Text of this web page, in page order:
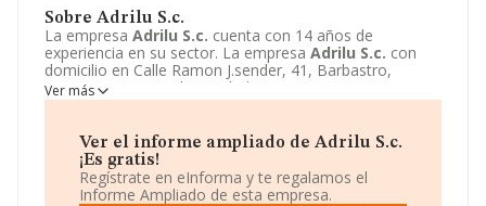
Sobre Adrilu S.c.
La empresa Adrilu S.c. cuenta con 14 años de
experiencia en su sector. La empresa Adrilu S.c. con
domicilio en Calle Ramon J.sender, 41, Barbastro,
Huesca. Su principal actividad CNAE es 4755 - Comercio
al por menor de muebles, aparatos de iluminación,
Adrilu S.c.está inscrita como Sociedad civil.
Ver más
Ver el informe ampliado de Adrilu S.c.
¡Es gratis!
Regístrate en eInforma y te regalamos el
Informe Ampliado de esta empresa.